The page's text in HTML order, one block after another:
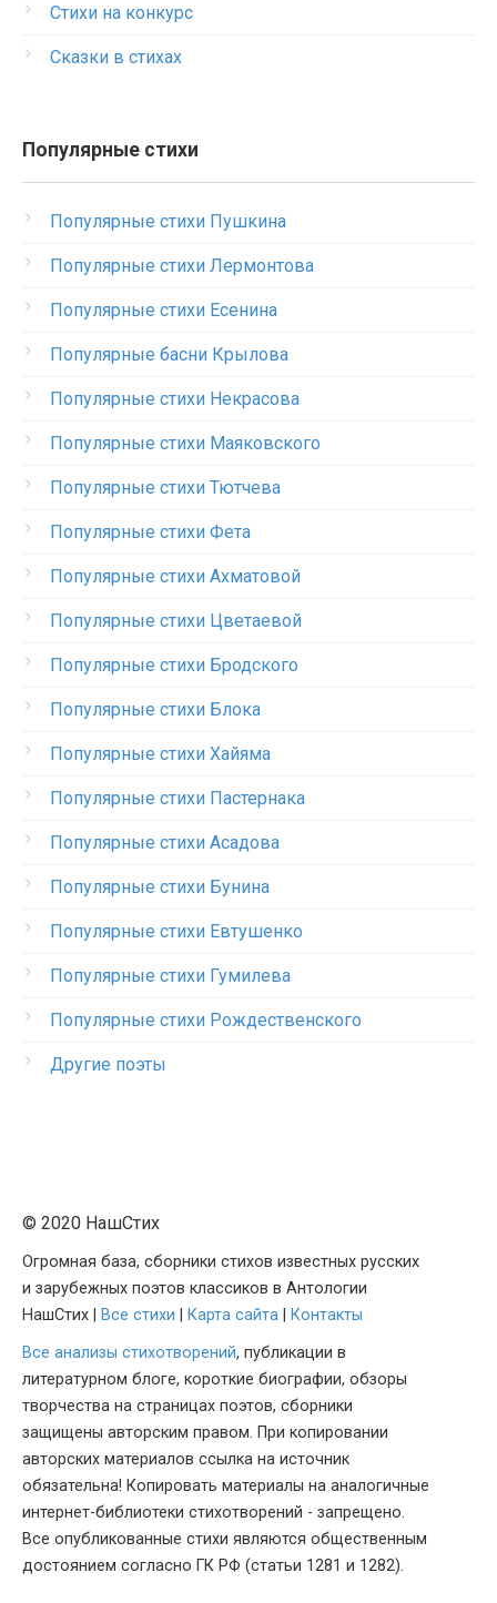
Стихи на конкурс
Сказки в стихах
Популярные стихи
Популярные стихи Пушкина
Популярные стихи Лермонтова
Популярные стихи Есенина
Популярные басни Крылова
Популярные стихи Некрасова
Популярные стихи Маяковского
Популярные стихи Тютчева
Популярные стихи Фета
Популярные стихи Ахматовой
Популярные стихи Цветаевой
Популярные стихи Бродского
Популярные стихи Блока
Популярные стихи Хайяма
Популярные стихи Пастернака
Популярные стихи Асадова
Популярные стихи Бунина
Популярные стихи Евтушенко
Популярные стихи Гумилева
Популярные стихи Рождественского
Другие поэты
© 2020 НашСтих
Огромная база, сборники стихов известных русских
и зарубежных поэтов классиков в Антологии
НашСтих |
Все стихи Карта сайта
Контакты
Все анализы стихотворений, публикации в
литературном блоге, короткие биографии, обзоры
творчества на страницах поэтов, сборники
защищены авторским правом. При копировании
авторских материалов ссылка на источник
обязательна! Копировать материалы на аналогичные
интернет-библиотеки стихотворений - запрещено.
Все опубликованные стихи являются общественным
достоянием согласно ГК РФ (статьи 1281 и 1282).